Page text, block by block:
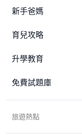
新手爸媽
育兒攻略
升學教育
免費試題庫
旅遊熱點